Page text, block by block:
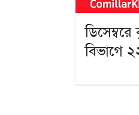
বিভাগে